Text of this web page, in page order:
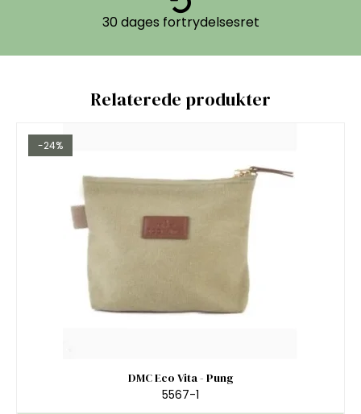
30 dages fortrydelsesret
Relaterede produkter
-24%
DMC Eco Vita - Pung
5567-1